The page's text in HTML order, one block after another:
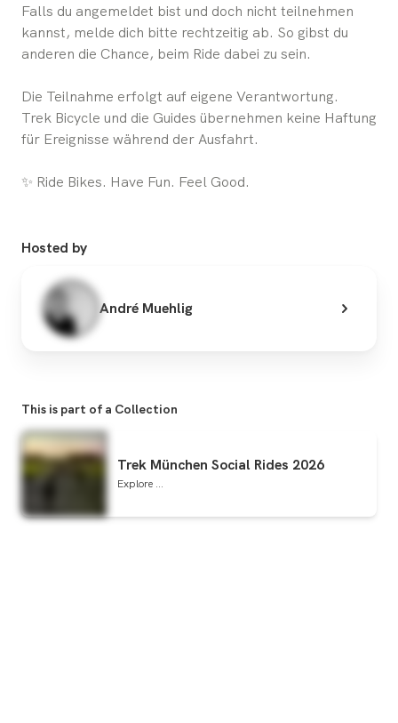
Falls du angemeldet bist und doch nicht teilnehmen
kannst, melde dich bitte rechtzeitig ab. So gibst du
anderen die Chance, beim Ride dabei zu sein.
Die Teilnahme erfolgt auf eigene Verantwortung.
Trek Bicycle und die Guides übernehmen keine Haftung
für Ereignisse während der Ausfahrt.
✨ Ride Bikes. Have Fun. Feel Good.
Hosted by
André Muehlig
This is part of a Collection
Trek München Social Rides 2026
Explore ...